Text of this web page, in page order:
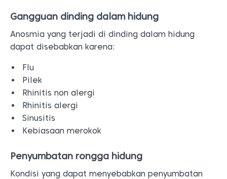
Gangguan dinding dalam hidung
Anosmia yang terjadi di dinding dalam hidung
dapat disebabkan karena:
Flu
Pilek
Rhinitis non alergi
Rhinitis alergi
Sinusitis
Kebiasaan merokok
Penyumbatan rongga hidung
Kondisi yang dapat menyebabkan penyumbatan